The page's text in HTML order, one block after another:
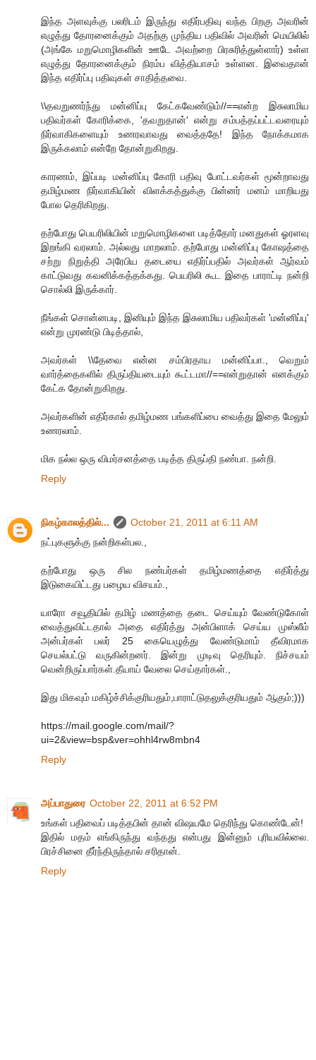
இந்த அளவுக்கு பலரிடம் இருந்து எதிர்பதிவு வந்த பிறகு அவரின்
எழுத்து தோரனைக்கும் அதற்கு முந்திய பதிவில் அவரின் மெயிலில்
(அங்கே மறுமொழிகளின் ஊடே அவற்றை பிரசுரித்துள்ளார்) உள்ள
எழுத்து தோரனைக்கும் நிரம்ப வித்தியாசம் உள்ளன. இவைதான்
இந்த எதிர்ப்பு பதிவுகள் சாதித்தவை.
\\தவறுணர்ந்து மன்னிப்பு கேட்கவேண்டும்//==என்ற இசுலாமிய
பதிவர்கள் கோரிக்கை, 'தவறுதான்' என்று சம்பத்தப்பட்டவரையும்
நிர்வாகிகளையும் உணரவாவது வைத்ததே! இந்த நோக்கமாக
இருக்கலாம் என்றே தோன்றுகிறது.
காரணம், இப்படி மன்னிப்பு கோரி பதிவு போட்டவர்கள் மூன்றாவது
தமிழ்மண நிர்வாகியின் விளக்கத்துக்கு பின்னர் மனம் மாறியது
போல தெரிகிறது.
தற்போது பெயரிலியின் மறுமொழிகளை படித்தோர் மனதுகள் ஓரளவு
இறங்கி வரலாம். அல்லது மாறலாம். தற்போது மன்னிப்பு கோஷத்தை
சற்று நிறுத்தி அரேபிய தடையை எதிர்ப்பதில் அவர்கள் ஆர்வம்
காட்டுவது கவனிக்கத்தக்கது. பெயரிலி கூட இதை பாராட்டி நன்றி
சொல்லி இருக்கார்.
நீங்கள் சொன்னபடி, இனியும் இந்த இசுலாமிய பதிவர்கள் 'மன்னிப்பு'
என்று முரண்டு பிடித்தால்,
அவர்கள் \\தேவை என்ன சம்பிரதாய மன்னிப்பா., வெறும்
வார்த்தைகளில் திருப்தியடையும் கூட்டமா//==என்றுதான் எனக்கும்
கேட்க தோன்றுகிறது.
அவர்களின் எதிர்கால் தமிழ்மண பங்களிப்பை வைத்து இதை மேலும்
உணரலாம்.
மிக நல்ல ஒரு விமர்சனத்தை படித்த திருப்தி நண்பா. நன்றி.
Reply
நிகழ்காலத்தில்...
October 21, 2011 at 6:11 AM
நட்புகளுக்கு நன்றிகள்பல.,
தற்போது ஒரு சில நண்பர்கள் தமிழ்மணத்தை எதிர்த்து
இடுகையிட்டது பழைய விசயம்.,
யாரோ சவூதியில் தமிழ் மணத்தை தடை செய்யும் வேண்டுகோள்
வைத்துவிட்டதால் அதை எதிர்த்து அன்பிளாக் செய்ய முஸ்லீம்
அன்பர்கள் பலர் 25 கையெழுத்து வேண்டுமாம் தீவிரமாக
செயல்பட்டு வருகின்றனர். இன்று முடிவு தெரியும். நிச்சயம்
வென்றிருப்பார்கள்.தீயாய் வேலை செய்தார்கள்.,
இது மிகவும் மகிழ்ச்சிக்குரியதும்,பாராட்டுதலுக்குரியதும் ஆகும்;)))
https://mail.google.com/mail/?
ui=2&view=bsp&ver=ohhl4rw8mbn4
Reply
அப்பாதுரை October 22, 2011 at 6:52 PM
உங்கள் பதிவைப் படித்தபின் தான் விஷயமே தெரிந்து கொண்டேன்!
இதில் மதம் எங்கிருந்து வந்தது என்பது இன்னும் புரியவில்லை.
பிரச்சினை தீர்ந்திருந்தால் சரிதான்.
Reply